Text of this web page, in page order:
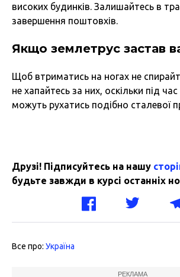
високих будинків. Залишайтесь в
завершення поштовхів.
Якщо землетрус застав
Щоб втриматись на ногах не
не хапайтесь за них, оскільки під
можуть рухатись подібно сталевої
Друзі! Підписуйтесь на нашу
будьте завжди в курсі останніх
Все про: Україна
РЕКЛАМА